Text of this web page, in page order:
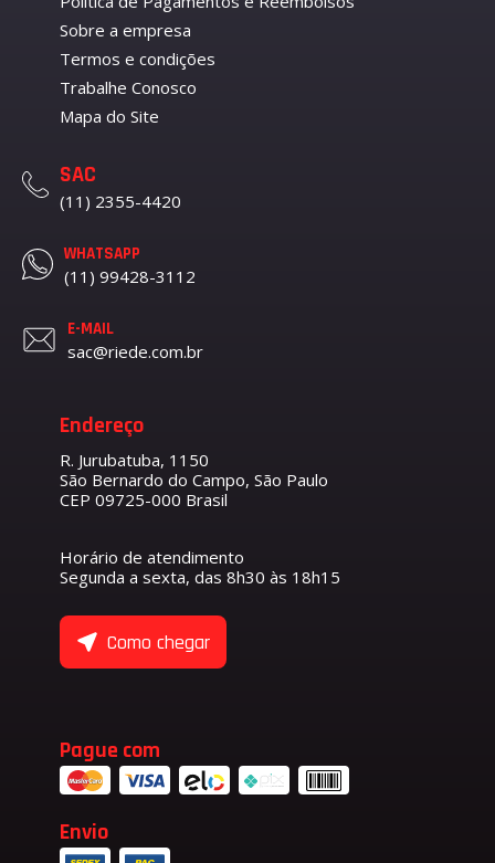
Sobre a empresa
Termos e condições
Trabalhe Conosco
Mapa do Site
SAC
(11) 2355-4420
WHATSAPP
(11) 99428-3112
E-MAIL
sac@riede.com.br
Endereço
R. Jurubatuba, 1150
São Bernardo do Campo, São Paulo
CEP 09725-000 Brasil
Horário de atendimento
Segunda a sexta, das 8h30 às 18h15
Como chegar
Pague com
Envio